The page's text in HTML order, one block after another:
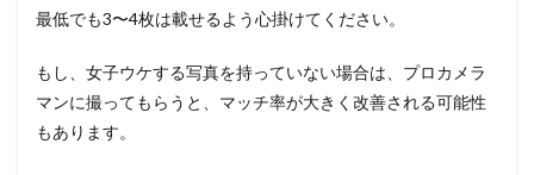
最低でも3〜4枚は載せるよう心掛けてください。
もし、女子ウケする写真を持っていない場合は、プロカメラ
マンに撮ってもらうと、マッチ率が大きく改善される可能性
もあります。